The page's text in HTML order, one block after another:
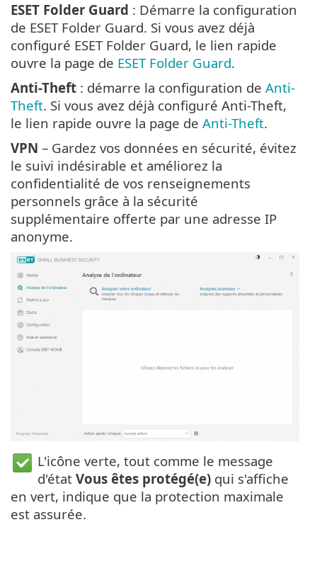
ESET Folder Guard : Démarre la configuration
de ESET Folder Guard. Si vous avez déjà
configuré ESET Folder Guard, le lien rapide
ouvre la page de ESET Folder Guard.
Anti-Theft : démarre la configuration de Anti-
Theft. Si vous avez déjà configuré Anti-Theft,
le lien rapide ouvre la page de Anti-Theft.
VPN – Gardez vos données en sécurité, évitez
le suivi indésirable et améliorez la
confidentialité de vos renseignements
personnels grâce à la sécurité
supplémentaire offerte par une adresse IP
anonyme.
L'icône verte, tout comme le message
d'état Vous êtes protégé(e) qui s'affiche
en vert, indique que la protection maximale
est assurée.